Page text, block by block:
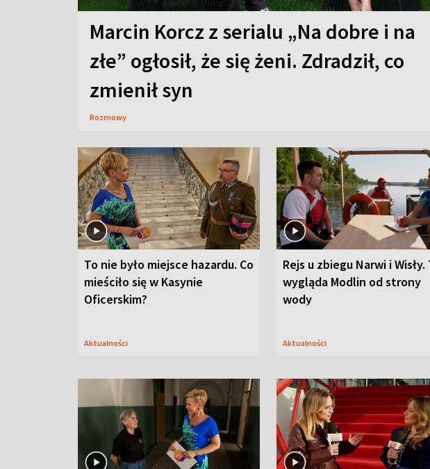
Marcin Korcz z serialu „Na dobre i na
złe” ogłosił, że się żeni. Zdradził, co
zmienił syn
Rozmowy
To nie było miejsce hazardu. Co
mieściło się w Kasynie
Oficerskim?
Aktualności
Rejs u zbiegu Narwi i Wisły.
wygląda Modlin od strony
wody
Aktualności